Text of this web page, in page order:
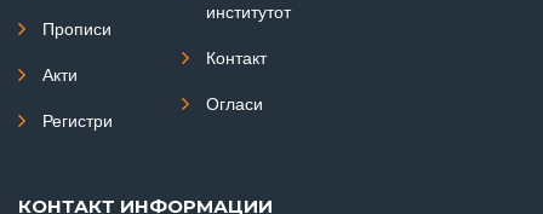
Прописи
Акти
Регистри
институтот
Контакт
Огласи
КОНТАКТ ИНФОРМАЦИИ